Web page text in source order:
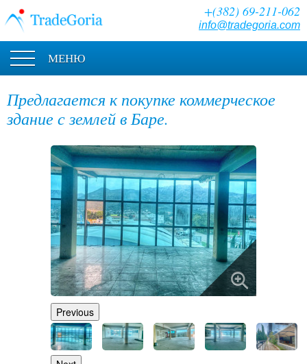
+(382) 69-211-062
info@tradegoria.com
МЕНЮ
Предлагается к покупке коммерческое
здание с землей в Баре.
Previous